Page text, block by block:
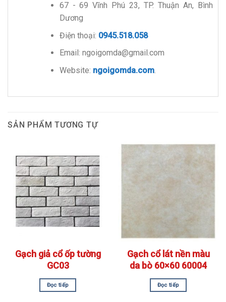
67 - 69 Vĩnh Phú 23, TP. Thuận An, Bình
Dương
Điện thoại: 0945.518.058
Email: ngoigomda@gmail.com
Website: ngoigomda.com.
SẢN PHẨM TƯƠNG TỰ
Gạch giả cổ ốp tường
GC03
Đọc tiếp
Gạch cổ lát nền màu
da bò 60×60 60004
Đọc tiếp